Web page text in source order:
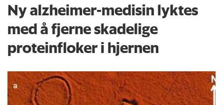
Ny alzheimer-medisin lyktes
med å fjerne skadelige
proteinfloker i hjernen